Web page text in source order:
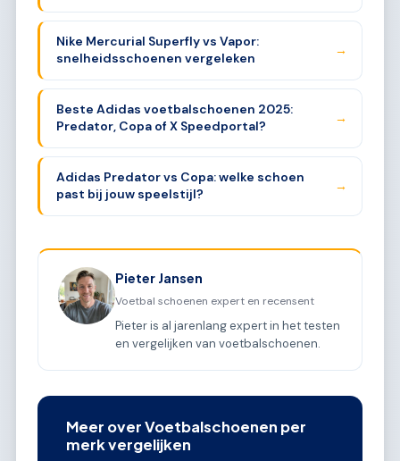
Nike Mercurial Superfly vs Vapor:
snelheidsschoenen vergeleken
→
Beste Adidas voetbalschoenen 2025:
Predator, Copa of X Speedportal?
→
Adidas Predator vs Copa: welke schoen
past bij jouw speelstijl?
→
Pieter Jansen
Voetbal schoenen expert en recensent
Pieter is al jarenlang expert in het testen
en vergelijken van voetbalschoenen.
Meer over Voetbalschoenen per
merk vergelijken